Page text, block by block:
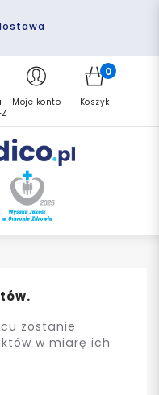
PFRON
NFZ
ponownie
Moje konto
0
Koszyk
zostanie
w miarę ich